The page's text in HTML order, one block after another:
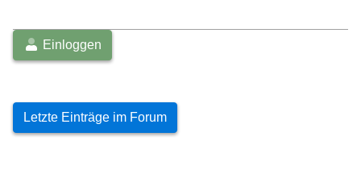
Einloggen
Letzte Einträge im Forum